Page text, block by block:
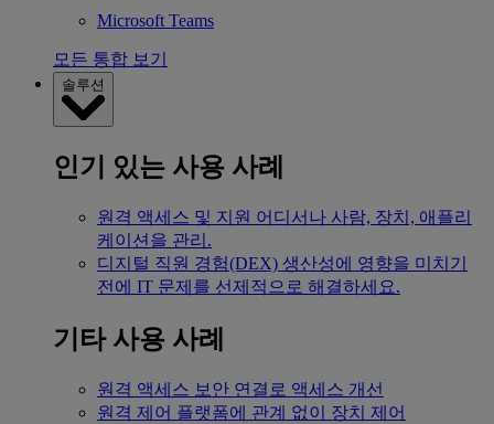
Microsoft Teams
모든 통합 보기
솔루션
인기 있는 사용 사례
원격 액세스 및 지원 어디서나 사람, 장치, 애플리
케이션을 관리.
디지털 직원 경험(DEX) 생산성에 영향을 미치기
전에 IT 문제를 선제적으로 해결하세요.
기타 사용 사례
원격 액세스 보안 연결로 액세스 개선
원격 제어 플랫폼에 관계 없이 장치 제어